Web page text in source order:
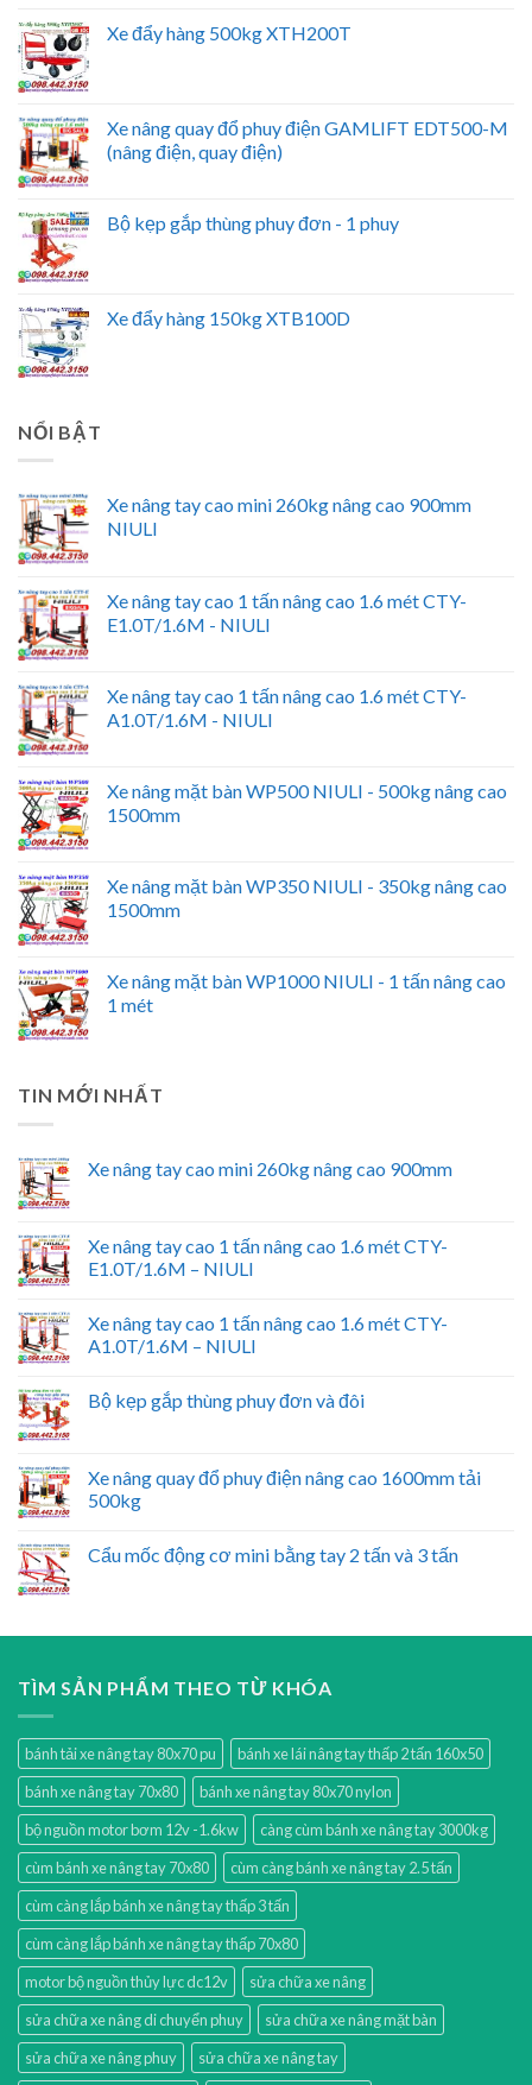
Xe đẩy hàng 500kg XTH200T
Xe nâng quay đổ phuy điện GAMLIFT EDT500-M
(nâng điện, quay điện)
Bộ kẹp gắp thùng phuy đơn - 1 phuy
Xe đẩy hàng 150kg XTB100D
NỔI BẬT
Xe nâng tay cao mini 260kg nâng cao 900mm
NIULI
Xe nâng tay cao 1 tấn nâng cao 1.6 mét CTY-
E1.0T/1.6M - NIULI
Xe nâng tay cao 1 tấn nâng cao 1.6 mét CTY-
A1.0T/1.6M - NIULI
Xe nâng mặt bàn WP500 NIULI - 500kg nâng cao
1500mm
Xe nâng mặt bàn WP350 NIULI - 350kg nâng cao
1500mm
Xe nâng mặt bàn WP1000 NIULI - 1 tấn nâng cao
1 mét
TIN MỚI NHẤT
Xe nâng tay cao mini 260kg nâng cao 900mm
Xe nâng tay cao 1 tấn nâng cao 1.6 mét CTY-
E1.0T/1.6M – NIULI
Xe nâng tay cao 1 tấn nâng cao 1.6 mét CTY-
A1.0T/1.6M – NIULI
Bộ kẹp gắp thùng phuy đơn và đôi
Xe nâng quay đổ phuy điện nâng cao 1600mm tải
500kg
Cẩu mốc động cơ mini bằng tay 2 tấn và 3 tấn
TÌM SẢN PHẨM THEO TỪ KHÓA
bánh tải xe nâng tay 80x70 pu
bánh xe lái nâng tay thấp 2 tấn 160x50
bánh xe nâng tay 70x80
bánh xe nâng tay 80x70 nylon
bộ nguồn motor bơm 12v -1.6kw
càng cùm bánh xe nâng tay 3000kg
cùm bánh xe nâng tay 70x80
cùm càng bánh xe nâng tay 2.5 tấn
cùm càng lắp bánh xe nâng tay thấp 3 tấn
cùm càng lắp bánh xe nâng tay thấp 70x80
motor bộ nguồn thủy lực dc12v
sửa chữa xe nâng
sửa chữa xe nâng di chuyển phuy
sửa chữa xe nâng mặt bàn
sửa chữa xe nâng phuy
sửa chữa xe nâng tay